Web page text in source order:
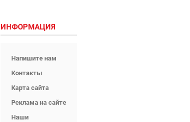
ИНФОРМАЦИЯ
Напишите нам
Контакты
Карта сайта
Реклама на сайте
Наши